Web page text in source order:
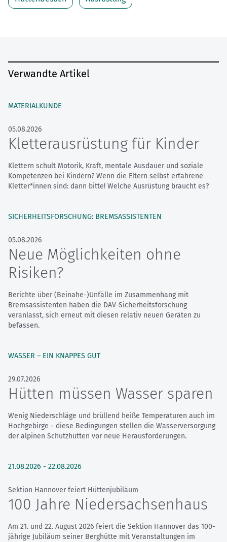
Verwandte Artikel
MATERIALKUNDE
05.08.2026
Kletterausrüstung für Kinder
Klettern schult Motorik, Kraft, mentale Ausdauer und soziale
Kompetenzen bei Kindern? Wenn die Eltern selbst erfahrene
Kletter*innen sind: dann bitte! Welche Ausrüstung braucht es?
SICHERHEITSFORSCHUNG: BREMSASSISTENTEN
05.08.2026
Neue Möglichkeiten ohne
Risiken?
Berichte über (Beinahe-)Unfälle im Zusammenhang mit
Bremsassistenten haben die DAV-Sicherheitsforschung
veranlasst, sich erneut mit diesen relativ neuen Geräten zu
befassen.
WASSER – EIN KNAPPES GUT
29.07.2026
Hütten müssen Wasser sparen
Wenig Niederschläge und brüllend heiße Temperaturen auch im
Hochgebirge - diese Bedingungen stellen die Wasserversorgung
der alpinen Schutzhütten vor neue Herausforderungen.
21.08.2026 - 22.08.2026
Sektion Hannover feiert Hüttenjubiläum
100 Jahre Niedersachsenhaus
Am 21. und 22. August 2026 feiert die Sektion Hannover das 100-
jährige Jubiläum seiner Berghütte mit Veranstaltungen im